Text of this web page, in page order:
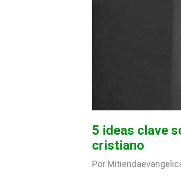
5 ideas clave
cristiano
Por